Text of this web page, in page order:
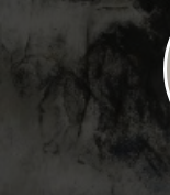
文化館
典藏交流館